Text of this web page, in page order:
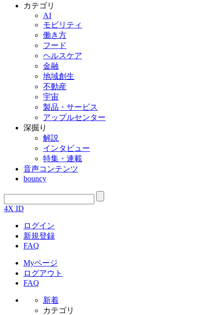
カテゴリ
AI
モビリティ
働き方
フード
ヘルスケア
金融
地域創生
不動産
宇宙
製品・サービス
アップルセンター
深掘り
解説
インタビュー
特集・連載
音声コンテンツ
bouncy
4X ID
ログイン
新規登録
FAQ
Myページ
ログアウト
FAQ
新着
カテゴリ